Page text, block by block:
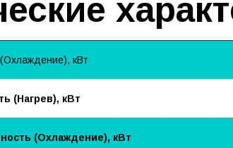
кВт
(Нагрев), кВт
(Охлаждение), кВт